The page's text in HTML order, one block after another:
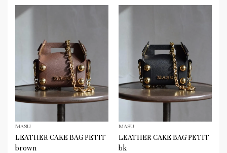
MASU
LEATHER CAKE BAG PETIT
brown
MASU
LEATHER CAKE BAG PETIT
bk